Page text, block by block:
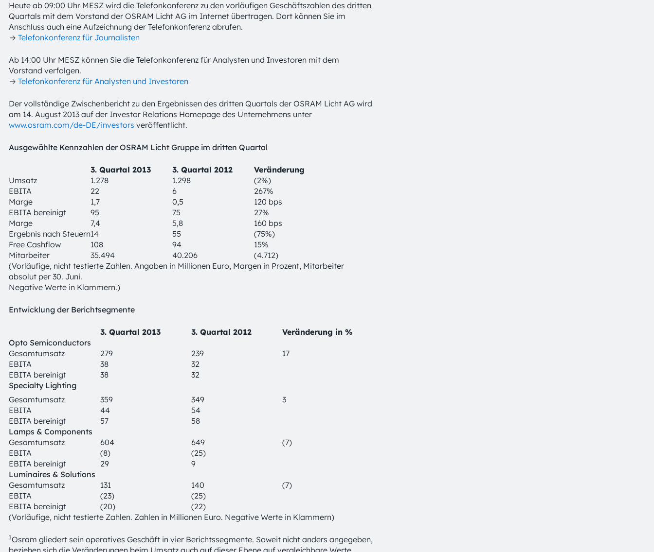
Heute ab 09:00 Uhr MESZ wird die Telefonkonferenz zu den vorläufigen Geschäftszahlen des dritten
Quartals mit dem Vorstand der OSRAM Licht AG im Internet übertragen. Dort können Sie im
Anschluss auch eine Aufzeichnung der Telefonkonferenz abrufen.
→ Telefonkonferenz für Journalisten
Ab 14:00 Uhr MESZ können Sie die Telefonkonferenz für Analysten und Investoren mit dem
Vorstand verfolgen.
→ Telefonkonferenz für Analysten und Investoren
Der vollständige Zwischenbericht zu den Ergebnissen des dritten Quartals der OSRAM Licht AG wird
am 14. August 2013 auf der Investor Relations Homepage des Unternehmens unter
www.osram.com/de-DE/investors veröffentlicht.
Ausgewählte Kennzahlen der OSRAM Licht Gruppe im dritten Quartal
3. Quartal 2013 3. Quartal 2012
Veränderung
Umsatz
1.278 1.298
(2%)
EBITA
22 6
267%
Marge
1,7 0,5
120 bps
EBITA bereinigt
95 75
27%
Marge
7,4 5,8
160 bps
Ergebnis nach Steuern14 55
(75%)
Free Cashflow
108 94
15%
Mitarbeiter
35.494 40.206
(4.712)
(Vorläufige, nicht testierte Zahlen. Angaben in Millionen Euro, Margen in Prozent, Mitarbeiter
absolut per 30. Juni.
Negative Werte in Klammern.)
Entwicklung der Berichtsegmente
3. Quartal 2013 3. Quartal 2012
Veränderung in %
Opto Semiconductors
Gesamtumsatz
279 239
17
EBITA
38
32
EBITA bereinigt
38
32
Specialty Lighting
Gesamtumsatz
359 349
3
EBITA
44
54
EBITA bereinigt
57
58
Lamps & Components
Gesamtumsatz
604 649
(7)
EBITA
(8)
(25)
EBITA bereinigt
29
9
Luminaires & Solutions
Gesamtumsatz
131 140
(7)
EBITA
(23)
(25)
EBITA bereinigt
(20)
(22)
(Vorläufige, nicht testierte Zahlen. Zahlen in Millionen Euro. Negative Werte in Klammern)
1Osram gliedert sein operatives Geschäft in vier Berichtssegmente. Soweit nicht anders angegeben,
beziehen sich die Veränderungen beim Umsatz auch auf dieser Ebene auf vergleichbare Werte.